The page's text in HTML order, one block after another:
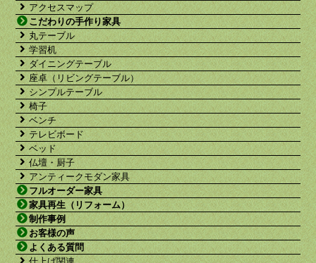
アクセスマップ
こだわりの手作り家具
丸テーブル
学習机
ダイニングテーブル
座卓（リビングテーブル）
シンプルテーブル
椅子
ベンチ
テレビボード
ベッド
仏壇・厨子
アンティークモダン家具
フルオーダー家具
家具再生（リフォーム）
制作事例
お客様の声
よくある質問